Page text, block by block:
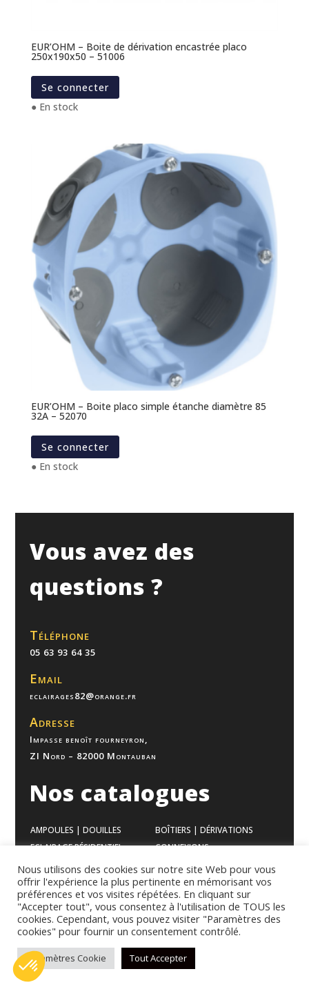
EUR’OHM – Boite de dérivation encastrée placo
250x190x50 – 51006
Se connecter
● En stock
EUR’OHM – Boite placo simple étanche diamètre 85
32A – 52070
Se connecter
● En stock
Vous avez des
questions ?
Téléphone
05 63 93 64 35
Email
eclairages82@orange.fr
Adresse
Impasse benoît fourneyron,
ZI Nord – 82000 Montauban
Nos catalogues
AMPOULES | DOUILLES
BOÎTIERS | DÉRIVATIONS
ECLAIRAGE RÉSIDENTIEL
CONNEXIONS
ECLAIRAGE BUREAUX
VENTILATION
ECLAIRAGE INDUSTRIEL
APPAREILLAGES
GAMME MODULAIRES
CHAUFFAGES
générales de vente
© Copyright 2023 eclairages82 – Une création de
Nous utilisons des cookies sur notre site Web pour vous
offrir l'expérience la plus pertinente en mémorisant vos
préférences et vos visites répétées. En cliquant sur
"Accepter tout", vous consentez à l'utilisation de TOUS les
cookies. Cependant, vous pouvez visiter "Paramètres des
cookies" pour fournir un consentement contrôlé.
Paramètres Cookie Tout Accepter